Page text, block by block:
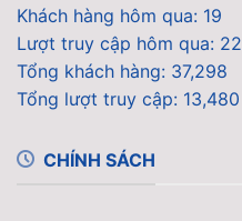
Khách hàng hôm qua: 19
Lượt truy cập hôm qua: 22
Tổng khách hàng: 37,298
Tổng lượt truy cập: 13,480
CHÍNH SÁCH